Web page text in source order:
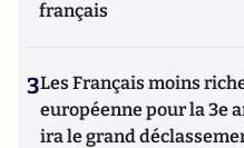
français
3Les Français moins
européenne pour la 3e
ira le grand